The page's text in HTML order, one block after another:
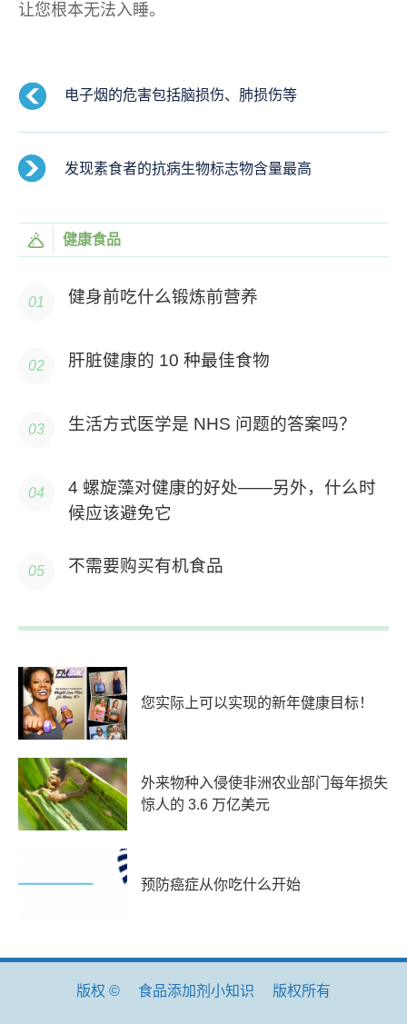
让您根本无法入睡。
电子烟的危害包括脑损伤、肺损伤等
发现素食者的抗病生物标志物含量最高
健康食品
健身前吃什么锻炼前营养
肝脏健康的 10 种最佳食物
生活方式医学是 NHS 问题的答案吗？
4 螺旋藻对健康的好处——另外，什么时
候应该避免它
不需要购买有机食品
您实际上可以实现的新年健康目标！
外来物种入侵使非洲农业部门每年损失
惊人的 3.6 万亿美元
预防癌症从你吃什么开始
版权 © 食品添加剂小知识 版权所有